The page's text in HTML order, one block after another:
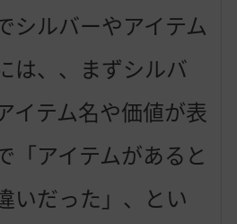
シルバーやアイテム
は、、まずシルバ
イテム名や価値が表
「アイテムがあると
いだった」、とい